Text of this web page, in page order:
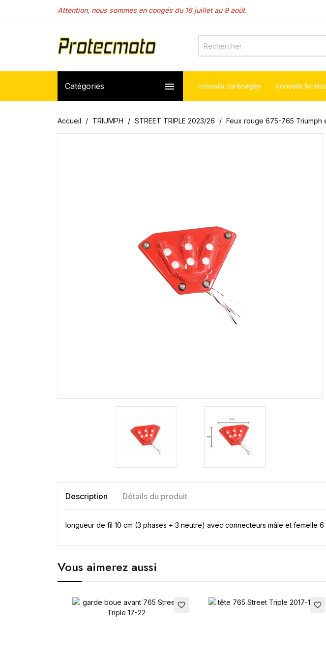
Attention, nous sommes en congés du 16 juillet au 9 août.
Catégories  conseils carénages conseils
Accueil TRIUMPH STREET TRIPLE 2023/26 Feux rouge 675-765 Triumph
Description Détails du produit
longueur de fil 10 cm (3 phases + 3 neutre) avec connecteurs mâle et femelle
Vous aimerez aussi
favorite_border favorite_border